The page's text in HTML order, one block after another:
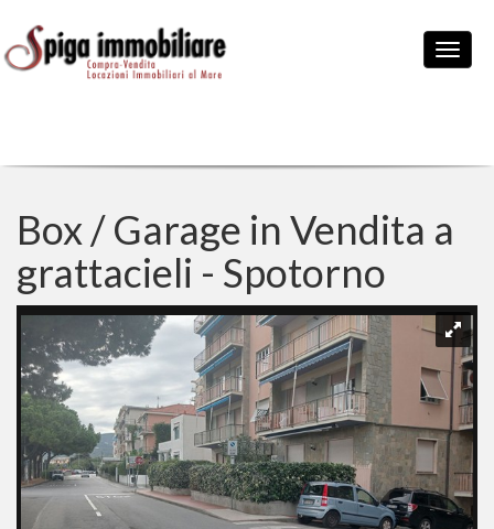
Box / Garage in Vendita a
grattacieli - Spotorno